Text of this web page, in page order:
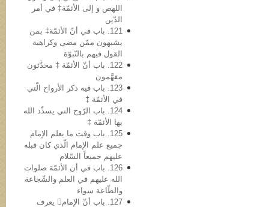
اللهص و إلی الأئمّة‡ في أمر
الدّین
121. باب في أنّ الأئمّة‡ بمن
یشبهون ممّن مضی وکراهیة
القول فیهم بالنّبوّة
122. باب أنّ الأئمّة ‡ محدَّثون
مفهَّمون
123. باب فیه ذکر الأرواح الّتي
في الأئمّة ‡
124. باب الرّوح التي یسدِّد الله
بها الأئمّة ‡
125. باب وقت ما یعلم الإمام
جمیع علم الإمام الّذي کان قبله
علیهم جمیعاً السّلام
126. باب في أن الأئمّة صلوات
الله علیهم في العلم والشّجاعة
والطّاعة سواء
127. باب أنّ الإمام یعرف